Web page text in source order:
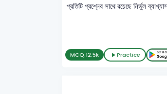
প্রতিটি প্রশ্নের সাথে রয়েছে নির্ভুল
MCQ:12.5k Practice